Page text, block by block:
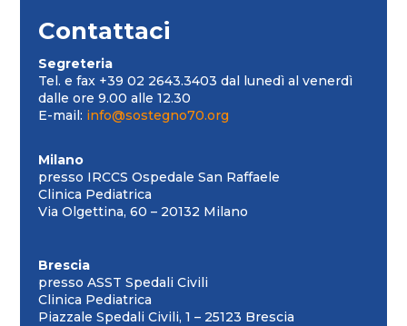
Contattaci
Segreteria
Tel. e fax +39 02 2643.3403 dal lunedì al venerdì
dalle ore 9.00 alle 12.30
E-mail: info@sostegno70.org
Milano
presso IRCCS Ospedale San Raffaele
Clinica Pediatrica
Via Olgettina, 60 – 20132 Milano
Brescia
presso ASST Spedali Civili
Clinica Pediatrica
Piazzale Spedali Civili, 1 – 25123 Brescia